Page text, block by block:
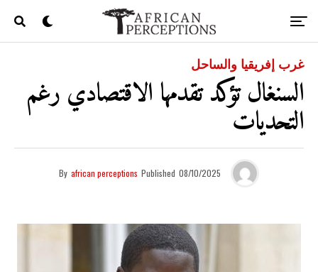
غرب إفريقيا والساحل
السنغال تؤكد تقدمها الاقتصادي رغم
التحديات
By african perceptions Published 08/10/2025